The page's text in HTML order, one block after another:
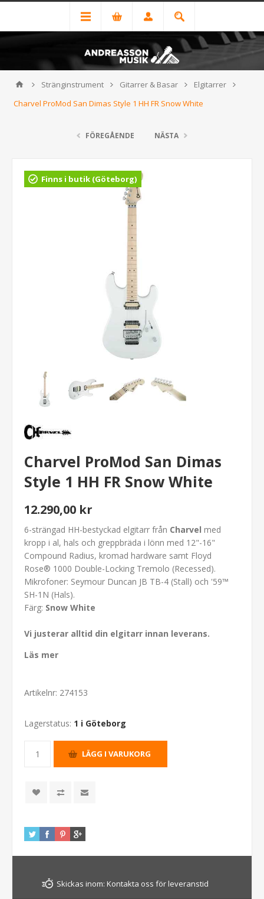
Stränginstrument Gitarrer & Basar
Elgitarrer
Charvel ProMod San Dimas Style 1 HH FR Snow White
FÖREGÅENDE NÄSTA
Finns i butik (Göteborg)
Charvel ProMod San Dimas
Style 1 HH FR Snow White
12.290,00 kr
6-strängad HH-bestyckad elgitarr från Charvel med
kropp i al, hals och greppbräda i lönn med 12"-16"
Compound Radius, kromad hardware samt Floyd
Rose® 1000 Double-Locking Tremolo (Recessed).
Mikrofoner: Seymour Duncan JB TB-4 (Stall) och '59™
SH-1N (Hals).
Färg: Snow White
Vi justerar alltid din elgitarr innan leverans.
Läs mer
Artikelnr: 274153
Lagerstatus: 1 i Göteborg
Skickas inom: Kontakta oss för leveranstid